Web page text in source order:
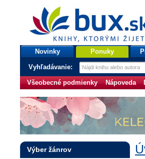
bux.sk
knihy, ktorými žijete
Úvodná stránka
Novinky Ponuky
Vyhľadávanie:
Všeobecné podmienky Nápoveda
Výber žánrov